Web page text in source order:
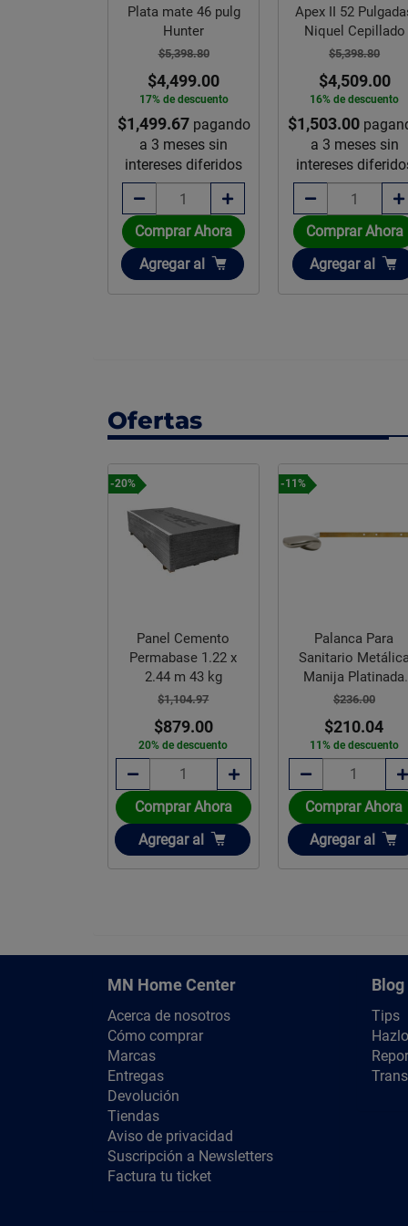
Plata mate 46 pulg
Hunter
$5,398.80
$4,499.00
17% de descuento
$1,499.67pagando
a 3 meses sin
intereses diferidos
Comprar Ahora
Añadir
Agregar al
Apex II 52
Niquel Cepillado
$5,398.80
$4,509.00
16% de descuento
$1,503.00
a 3 meses sin
intereses
Comprar Ahora
Añadir
Agregar al
Ofertas
-20%
Panel Cemento
Permabase 1.22 x
2.44 m 43 kg
$1,104.97
$879.00
20% de descuento
Comprar Ahora
Añadir
Agregar al
-11%
Palanca Para
Sanitario
Manija Platinada
Frontal/Lateral
$236.00
$210.04
11% de descuento
Comprar Ahora
Añadir
Agregar al
MN Home Center
Acerca de nosotros
Cómo comprar
Marcas
Entregas
Devolución
Tiendas
Aviso de privacidad
Suscripción a Newsletters
Factura tu ticket
Blog
Tips